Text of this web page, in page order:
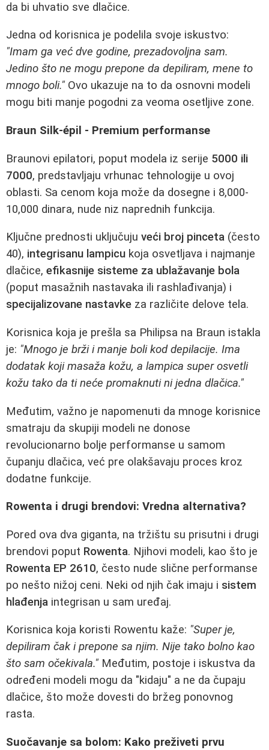
da bi uhvatio sve dlačice.
Jedna od korisnica je podelila svoje iskustvo:
"Imam ga već dve godine, prezadovoljna sam.
Jedino što ne mogu prepone da depiliram, mene to
mnogo boli." Ovo ukazuje na to da osnovni modeli
mogu biti manje pogodni za veoma osetljive zone.
Braun Silk-épil - Premium performanse
Braunovi epilatori, poput modela iz serije 5000 ili
7000, predstavljaju vrhunac tehnologije u ovoj
oblasti. Sa cenom koja može da dosegne i 8,000-
10,000 dinara, nude niz naprednih funkcija.
Ključne prednosti uključuju veći broj pinceta (često
40), integrisanu lampicu koja osvetljava i najmanje
dlačice, efikasnije sisteme za ublažavanje bola
(poput masažnih nastavaka ili rashlađivanja) i
specijalizovane nastavke za različite delove tela.
Korisnica koja je prešla sa Philipsa na Braun istakla
je: "Mnogo je brži i manje boli kod depilacije. Ima
dodatak koji masaža kožu, a lampica super osvetli
kožu tako da ti neće promaknuti ni jedna dlačica."
Međutim, važno je napomenuti da mnoge korisnice
smatraju da skupiji modeli ne donose
revolucionarno bolje performanse u samom
čupanju dlačica, već pre olakšavaju proces kroz
dodatne funkcije.
Rowenta i drugi brendovi: Vredna alternativa?
Pored ova dva giganta, na tržištu su prisutni i drugi
brendovi poput Rowenta. Njihovi modeli, kao što je
Rowenta EP 2610, često nude slične performanse
po nešto nižoj ceni. Neki od njih čak imaju i sistem
hlađenja integrisan u sam uređaj.
Korisnica koja koristi Rowentu kaže: "Super je,
depiliram čak i prepone sa njim. Nije tako bolno kao
što sam očekivala." Međutim, postoje i iskustva da
određeni modeli mogu da "kidaju" a ne da čupaju
dlačice, što može dovesti do bržeg ponovnog
rasta.
Suočavanje sa bolom: Kako preživeti prvu